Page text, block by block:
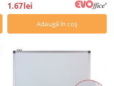
1.67lei